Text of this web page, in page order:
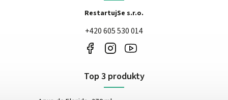
RestartujSe s.r.o.
+420 605 530 014
Top 3 produkty